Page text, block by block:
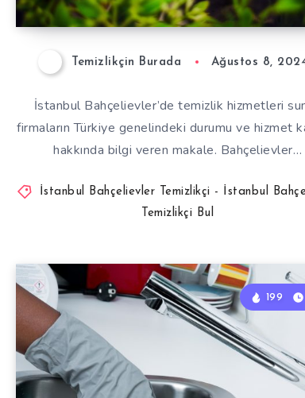
Temizlikçin Burada Ağustos 8,
İstanbul Bahçelievler’de temizlik hizmetleri
firmaların Türkiye genelindeki durumu ve hizmet
hakkında bilgi veren makale. Bahçelievler…
İstanbul Bahçelievler Temizlikçi - İstanbul
Temizlikçi Bul
199